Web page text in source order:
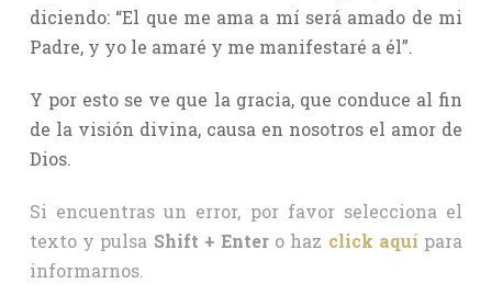
diciendo: “El que me ama a mí será amado de mi
Padre, y yo le amaré y me manifestaré a él”.
Y por esto se ve que la gracia, que conduce al fin
de la visión divina, causa en nosotros el amor de
Dios.
Si encuentras un error, por favor selecciona el
texto y pulsa Shift + Enter o haz click aquí para
informarnos.